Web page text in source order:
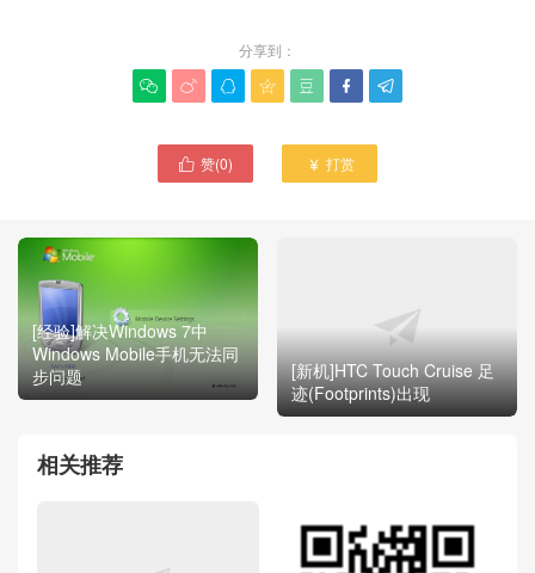
分享到：
      
 赞(0)  打赏
[经验]解决Windows 7中
Windows Mobile手机无法同
步问题
[新机]HTC Touch Cruise 足
迹(Footprints)出现
相关推荐